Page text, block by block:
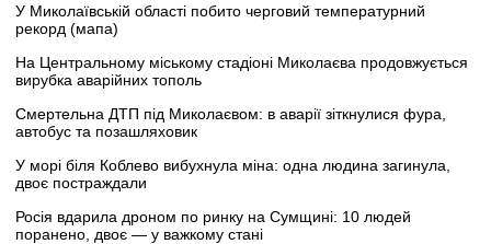
У Миколаївській області побито черговий температурний
рекорд (мапа)
На Центральному міському стадіоні Миколаєва продовжується
вирубка аварійних тополь
Смертельна ДТП під Миколаєвом: в аварії зіткнулися фура,
автобус та позашляховик
У морі біля Коблево вибухнула міна: одна людина загинула,
двоє постраждали
Росія вдарила дроном по ринку на Сумщині: 10 людей
поранено, двоє — у важкому стані